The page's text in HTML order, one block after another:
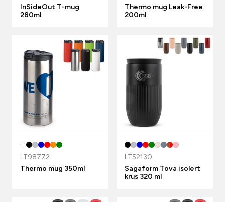
InSideOut T-mug
280ml
Thermo mug Leak-Free
200ml
LT98772
Thermo mug 350ml
LT52130
Sagaform Tova isolert
krus 320 ml